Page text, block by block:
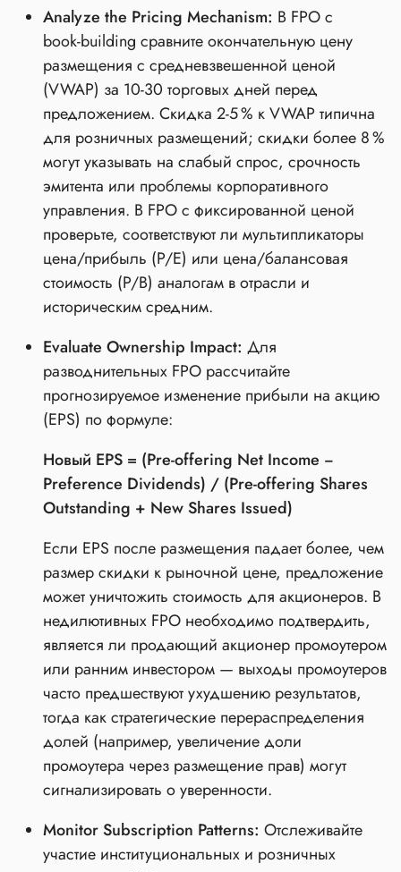
Analyze the Pricing Mechanism: В FPO с
book‑building сравните окончательную цену
размещения с средневзвешенной ценой
(VWAP) за 10‑30 торговых дней перед
предложением. Скидка 2‑5 % к VWAP типична
для розничных размещений; скидки более 8 %
могут указывать на слабый спрос, срочность
эмитента или проблемы корпоративного
управления. В FPO с фиксированной ценой
проверьте, соответствуют ли мультипликаторы
цена/прибыль (P/E) или цена/балансовая
стоимость (P/B) аналогам в отрасли и
историческим средним.
Evaluate Ownership Impact: Для
разводнительных FPO рассчитайте
прогнозируемое изменение прибыли на акцию
(EPS) по формуле:
Новый EPS = (Pre-offering Net Income −
Preference Dividends) / (Pre-offering Shares
Outstanding + New Shares Issued)
Если EPS после размещения падает более, чем
размер скидки к рыночной цене, предложение
может уничтожить стоимость для акционеров. В
недилютивных FPO необходимо подтвердить,
является ли продающий акционер промоутером
или ранним инвестором — выходы промоутеров
часто предшествуют ухудшению результатов,
тогда как стратегические перераспределения
долей (например, увеличение доли
промоутера через размещение прав) могут
сигнализировать о уверенности.
Monitor Subscription Patterns: Отслеживайте
участие институциональных и розничных